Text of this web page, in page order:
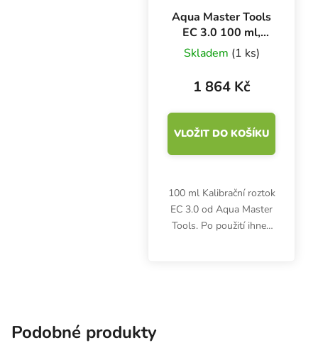
Aqua Master Tools
EC 3.0 100 ml,
kalibrační roztok
BOX 18 ks
Skladem (1 ks)
1 864 Kč
VLOŽIT DO KOŠÍKU
100 ml Kalibrační roztok
EC 3.0 od Aqua Master
Tools. Po použití ihned
Podobné produkty